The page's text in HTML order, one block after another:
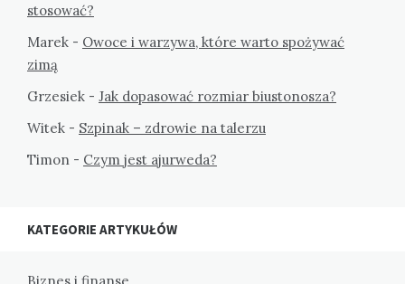
stosować?
Marek - Owoce i warzywa, które warto spożywać
zimą
Grzesiek - Jak dopasować rozmiar biustonosza?
Witek - Szpinak – zdrowie na talerzu
Timon - Czym jest ajurweda?
KATEGORIE ARTYKUŁÓW
Biznes i finanse